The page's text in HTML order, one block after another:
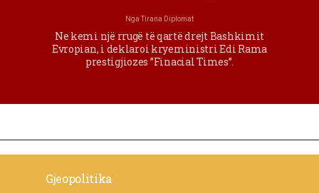
NgaTirana Diplomat
Ne kemi një rrugë të qartë drejt Bashkimit
Evropian, i deklaroi kryeministri Edi Rama
prestigjiozes ”Finacial Times”.
Gjeopolitika